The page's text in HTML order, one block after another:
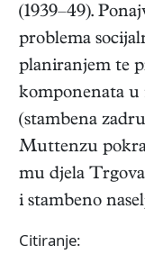
(1939–49).
problema
planiranjem te
komponenata u
(stambena
Muttenzu
mu djela
i stambeno
Citiranje: